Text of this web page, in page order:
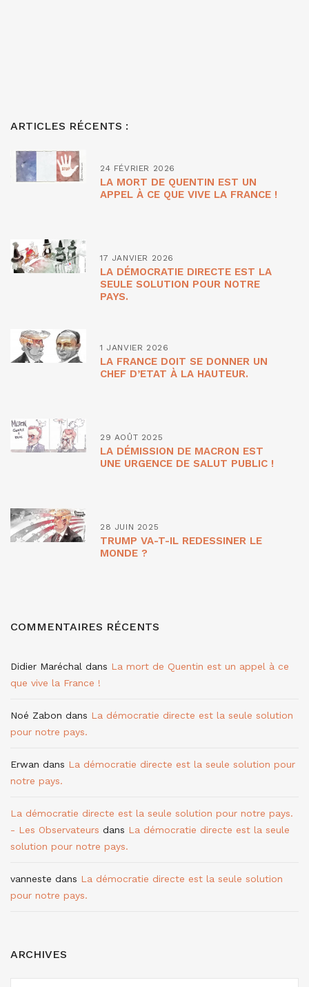
ARTICLES RÉCENTS :
24 FÉVRIER 2026
LA MORT DE QUENTIN EST UN
APPEL À CE QUE VIVE LA FRANCE !
17 JANVIER 2026
LA DÉMOCRATIE DIRECTE EST LA
SEULE SOLUTION POUR NOTRE
PAYS.
1 JANVIER 2026
LA FRANCE DOIT SE DONNER UN
CHEF D’ETAT À LA HAUTEUR.
29 AOÛT 2025
LA DÉMISSION DE MACRON EST
UNE URGENCE DE SALUT PUBLIC !
28 JUIN 2025
TRUMP VA-T-IL REDESSINER LE
MONDE ?
COMMENTAIRES RÉCENTS
Didier Maréchal dans La mort de Quentin est un appel à ce
que vive la France !
Noé Zabon dans La démocratie directe est la seule solution
pour notre pays.
Erwan dans La démocratie directe est la seule solution pour
notre pays.
La démocratie directe est la seule solution pour notre pays.
- Les Observateurs dans La démocratie directe est la seule
solution pour notre pays.
vanneste dans La démocratie directe est la seule solution
pour notre pays.
ARCHIVES
ARCHIVES